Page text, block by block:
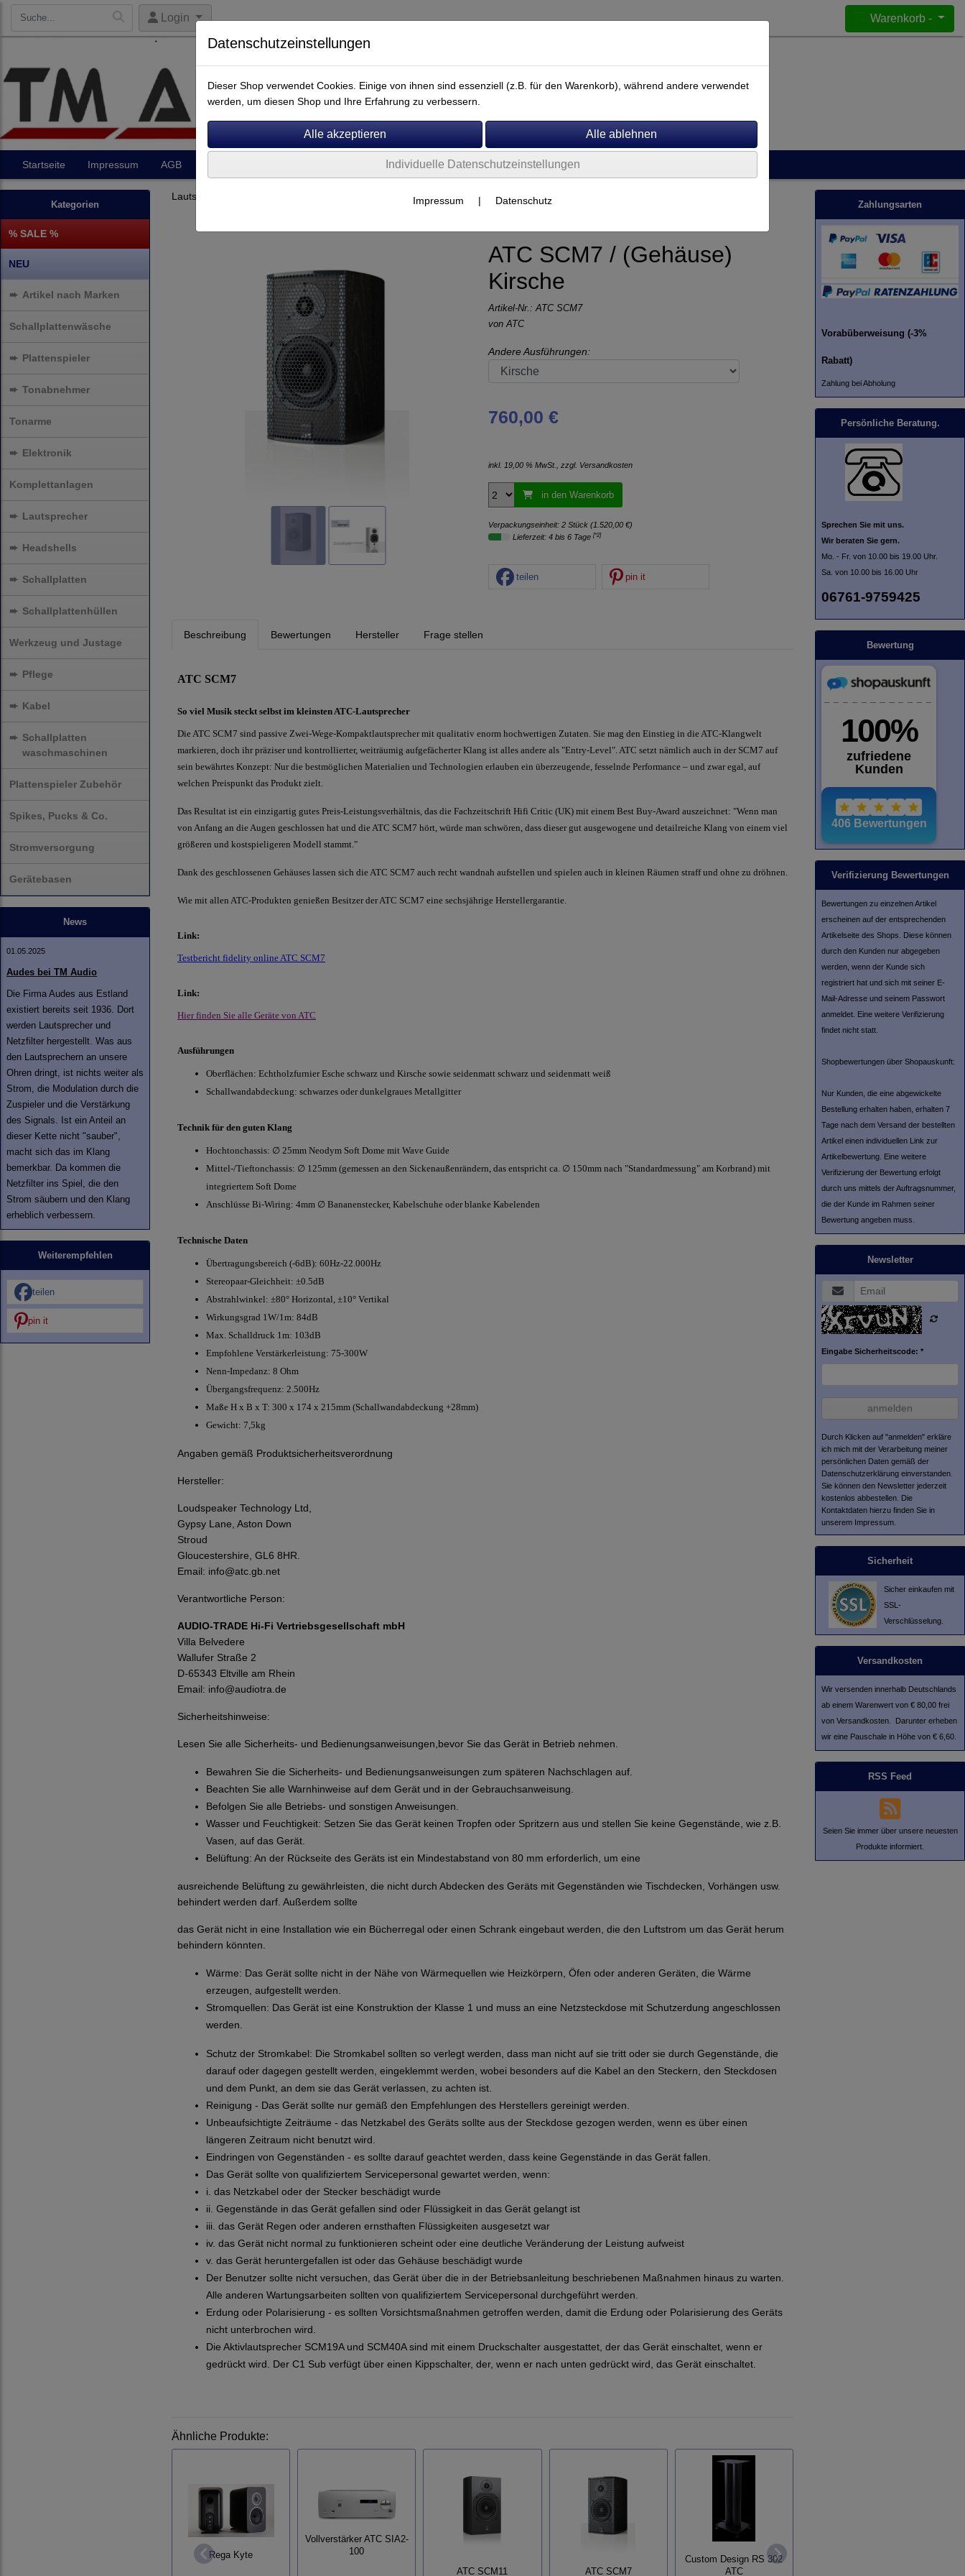
Login Warenkorb -
Startseite Impressum AGB
Kategorien
% SALE %
NEU
➨ Artikel nach Marken
Schallplattenwäsche
➨ Plattenspieler
➨ Tonabnehmer
Tonarme
➨ Elektronik
Komplettanlagen
➨ Lautsprecher
➨ Headshells
➨ Schallplatten
➨ Schallplattenhüllen
Werkzeug und Justage
➨ Pflege
➨ Kabel
➨ Schallplatten
waschmaschinen
Plattenspieler Zubehör
Spikes, Pucks & Co.
Stromversorgung
Gerätebasen
News
01.05.2025
Audes bei TM Audio
Die Firma Audes aus Estland
existiert bereits seit 1936. Dort
werden Lautsprecher und
Netzfilter hergestellt. Was aus
den Lautsprechern an unsere
Ohren dringt, ist nichts weiter als
Strom, die Modulation durch die
Zuspieler und die Verstärkung
des Signals. Ist ein Anteil an
dieser Kette nicht "sauber",
macht sich das im Klang
bemerkbar. Da kommen die
Netzfilter ins Spiel, die den
Strom säubern und den Klang
erheblich verbessern.
Weiterempfehlen
teilen
pin it
Lautsprecher
ATC SCM7 / (Gehäuse)
Kirsche
Artikel-Nr.:ATC SCM7
vonATC
Andere Ausführungen:
760,00 €
inkl. 19,00 % MwSt., zzgl. Versandkosten
in den Warenkorb
Verpackungseinheit: 2 Stück (1.520,00 €)
Lieferzeit: 4 bis 6 Tage [*2]
teilen pin it
Beschreibung Bewertungen Hersteller Frage stellen
ATC SCM7
So viel Musik steckt selbst im kleinsten ATC-Lautsprecher
Die ATC SCM7 sind passive Zwei-Wege-Kompaktlautsprecher mit qualitativ enorm hochwertigen Zutaten. Sie mag den Einstieg in die ATC-Klangwelt
markieren, doch ihr präziser und kontrollierter, weiträumig aufgefächerter Klang ist alles andere als "Entry-Level". ATC setzt nämlich auch in der SCM7 auf
sein bewährtes Konzept: Nur die bestmöglichen Materialien und Technologien erlauben ein überzeugende, fesselnde Performance – und zwar egal, auf
welchen Preispunkt das Produkt zielt.
Das Resultat ist ein einzigartig gutes Preis-Leistungsverhältnis, das die Fachzeitschrift Hifi Critic (UK) mit einem Best Buy-Award auszeichnet: "Wenn man
von Anfang an die Augen geschlossen hat und die ATC SCM7 hört, würde man schwören, dass dieser gut ausgewogene und detailreiche Klang von einem viel
größeren und kostspieligeren Modell stammt."
Dank des geschlossenen Gehäuses lassen sich die ATC SCM7 auch recht wandnah aufstellen und spielen auch in kleinen Räumen straff und ohne zu dröhnen.
Wie mit allen ATC-Produkten genießen Besitzer der ATC SCM7 eine sechsjährige Herstellergarantie.
Link:
Testbericht fidelity online ATC SCM7
Link:
Hier finden Sie alle Geräte von ATC
Ausführungen
Oberflächen: Echtholzfurnier Esche schwarz und Kirsche sowie seidenmatt schwarz und seidenmatt weiß
Schallwandabdeckung: schwarzes oder dunkelgraues Metallgitter
Technik für den guten Klang
Hochtonchassis: ∅ 25mm Neodym Soft Dome mit Wave Guide
Mittel-/Tieftonchassis: ∅ 125mm (gemessen an den Sickenaußenrändern, das entspricht ca. ∅ 150mm nach "Standardmessung" am Korbrand) mit
integriertem Soft Dome
Anschlüsse Bi-Wiring: 4mm ∅ Bananenstecker, Kabelschuhe oder blanke Kabelenden
Technische Daten
Übertragungsbereich (-6dB): 60Hz-22.000Hz
Stereopaar-Gleichheit: ±0.5dB
Abstrahlwinkel: ±80° Horizontal, ±10° Vertikal
Wirkungsgrad 1W/1m: 84dB
Max. Schalldruck 1m: 103dB
Empfohlene Verstärkerleistung: 75-300W
Nenn-Impedanz: 8 Ohm
Übergangsfrequenz: 2.500Hz
Maße H x B x T: 300 x 174 x 215mm (Schallwandabdeckung +28mm)
Gewicht: 7,5kg
Angaben gemäß Produktsicherheitsverordnung
Hersteller:
Loudspeaker Technology Ltd,
Gypsy Lane, Aston Down
Stroud
Gloucestershire, GL6 8HR.
Email: info@atc.gb.net
Verantwortliche Person:
AUDIO-TRADE Hi-Fi Vertriebsgesellschaft mbH
Villa Belvedere
Wallufer Straße 2
D-65343 Eltville am Rhein
Email: info@audiotra.de
Sicherheitshinweise:
Lesen Sie alle Sicherheits- und Bedienungsanweisungen,bevor Sie das Gerät in Betrieb nehmen.
Bewahren Sie die Sicherheits- und Bedienungsanweisungen zum späteren Nachschlagen auf.
Beachten Sie alle Warnhinweise auf dem Gerät und in der Gebrauchsanweisung.
Befolgen Sie alle Betriebs- und sonstigen Anweisungen.
Wasser und Feuchtigkeit: Setzen Sie das Gerät keinen Tropfen oder Spritzern aus und stellen Sie keine Gegenstände, wie z.B.
Vasen, auf das Gerät.
Belüftung: An der Rückseite des Geräts ist ein Mindestabstand von 80 mm erforderlich, um eine
ausreichende Belüftung zu gewährleisten, die nicht durch Abdecken des Geräts mit Gegenständen wie Tischdecken, Vorhängen usw.
behindert werden darf. Außerdem sollte
das Gerät nicht in eine Installation wie ein Bücherregal oder einen Schrank eingebaut werden, die den Luftstrom um das Gerät herum
behindern könnten.
Wärme: Das Gerät sollte nicht in der Nähe von Wärmequellen wie Heizkörpern, Öfen oder anderen Geräten, die Wärme
erzeugen, aufgestellt werden.
Stromquellen: Das Gerät ist eine Konstruktion der Klasse 1 und muss an eine Netzsteckdose mit Schutzerdung angeschlossen
werden.
Schutz der Stromkabel: Die Stromkabel sollten so verlegt werden, dass man nicht auf sie tritt oder sie durch Gegenstände, die
darauf oder dagegen gestellt werden, eingeklemmt werden, wobei besonders auf die Kabel an den Steckern, den Steckdosen
und dem Punkt, an dem sie das Gerät verlassen, zu achten ist.
Reinigung - Das Gerät sollte nur gemäß den Empfehlungen des Herstellers gereinigt werden.
Unbeaufsichtigte Zeiträume - das Netzkabel des Geräts sollte aus der Steckdose gezogen werden, wenn es über einen
längeren Zeitraum nicht benutzt wird.
Eindringen von Gegenständen - es sollte darauf geachtet werden, dass keine Gegenstände in das Gerät fallen.
Das Gerät sollte von qualifiziertem Servicepersonal gewartet werden, wenn:
i. das Netzkabel oder der Stecker beschädigt wurde
ii. Gegenstände in das Gerät gefallen sind oder Flüssigkeit in das Gerät gelangt ist
iii. das Gerät Regen oder anderen ernsthaften Flüssigkeiten ausgesetzt war
iv. das Gerät nicht normal zu funktionieren scheint oder eine deutliche Veränderung der Leistung aufweist
v. das Gerät heruntergefallen ist oder das Gehäuse beschädigt wurde
Der Benutzer sollte nicht versuchen, das Gerät über die in der Betriebsanleitung beschriebenen Maßnahmen hinaus zu warten.
Alle anderen Wartungsarbeiten sollten von qualifiziertem Servicepersonal durchgeführt werden.
Erdung oder Polarisierung - es sollten Vorsichtsmaßnahmen getroffen werden, damit die Erdung oder Polarisierung des Geräts
nicht unterbrochen wird.
Die Aktivlautsprecher SCM19A und SCM40A sind mit einem Druckschalter ausgestattet, der das Gerät einschaltet, wenn er
gedrückt wird. Der C1 Sub verfügt über einen Kippschalter, der, wenn er nach unten gedrückt wird, das Gerät einschaltet.
Ähnliche Produkte:
Rega Kyte
Vollverstärker ATC SIA2-
100
ATC SCM11
ATC SCM7
Custom Design RS 302
ATC
Zahlungsarten
Vorabüberweisung (-3%
Rabatt)
Zahlung bei Abholung
Persönliche Beratung.
Sprechen Sie mit uns.
Wir beraten Sie gern.
Mo. - Fr. von 10.00 bis 19.00 Uhr.
Sa. von 10.00 bis 16.00 Uhr
06761-9759425
Bewertung
Verifizierung Bewertungen
Bewertungen zu einzelnen Artikel
erscheinen auf der entsprechenden
Artikelseite des Shops. Diese können
durch den Kunden nur abgegeben
werden, wenn der Kunde sich
registriert hat und sich mit seiner E-
Mail-Adresse und seinem Passwort
anmeldet. Eine weitere Verifizierung
findet nicht statt.
Shopbewertungen über Shopauskunft:
Nur Kunden, die eine abgewickelte
Bestellung erhalten haben, erhalten 7
Tage nach dem Versand der bestellten
Artikel einen individuellen Link zur
Artikelbewertung. Eine weitere
Verifizierung der Bewertung erfolgt
durch uns mittels der Auftragsnummer,
die der Kunde im Rahmen seiner
Bewertung angeben muss.
Newsletter
Eingabe Sicherheitscode: *
anmelden
Durch Klicken auf "anmelden" erkläre
ich mich mit der Verarbeitung meiner
persönlichen Daten gemäß der
Datenschutzerklärung einverstanden.
Sie können den Newsletter jederzeit
kostenlos abbestellen. Die
Kontaktdaten hierzu finden Sie in
unserem Impressum.
Sicherheit
Sicher einkaufen mit
SSL-
Verschlüsselung.
Versandkosten
Wir versenden innerhalb Deutschlands
ab einem Warenwert von € 80,00 frei
von Versandkosten. Darunter erheben
wir eine Pauschale in Höhe von € 6,60.
RSS Feed
Seien Sie immer über unsere neuesten
Produkte informiert.
Datenschutzeinstellungen
Dieser Shop verwendet Cookies. Einige von ihnen sind essenziell (z.B. für den Warenkorb), während andere verwendet
werden, um diesen Shop und Ihre Erfahrung zu verbessern.
Individuelle Datenschutzeinstellungen
Impressum | Datenschutz